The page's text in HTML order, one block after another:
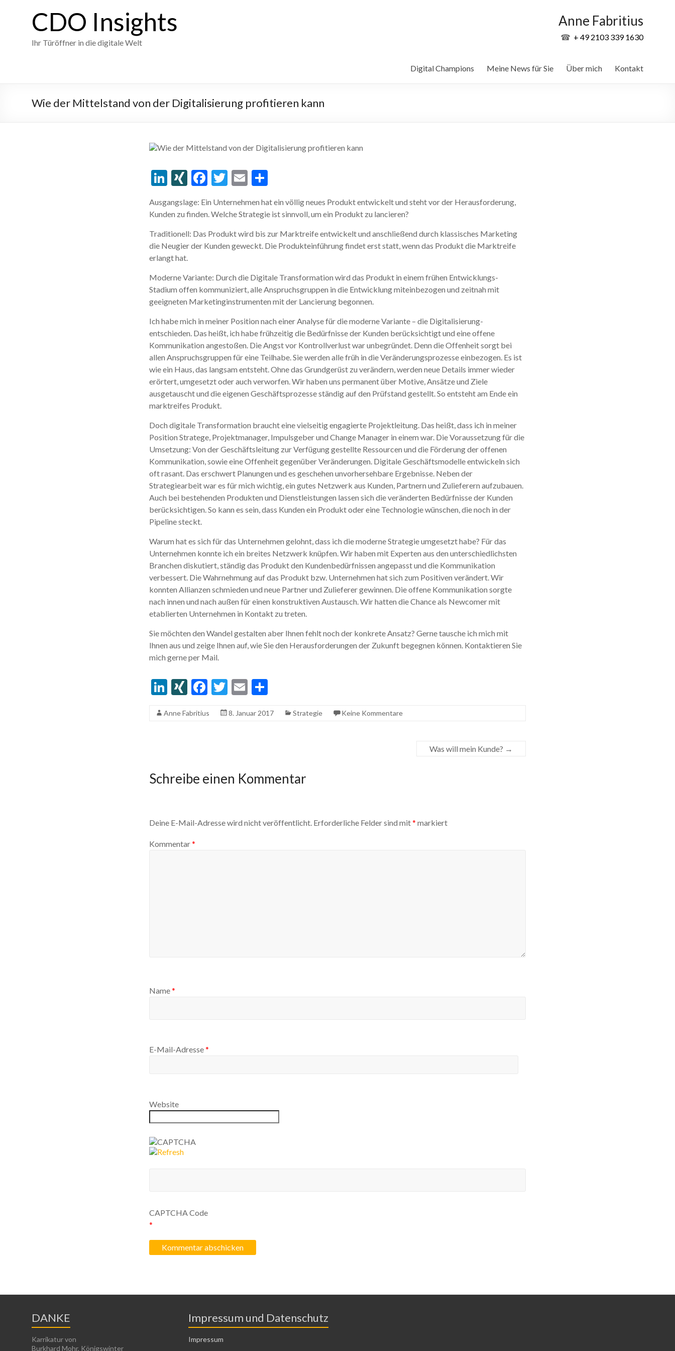
CDO Insights
Ihr Türöffner in die digitale Welt
Anne Fabritius
☎ + 49 2103 339 1630
Digital Champions Meine News für Sie Über mich Kontakt
Wie der Mittelstand von der Digitalisierung profitieren kann
Li
ke
dI
n
XI
G
F
e
b
o
k
T
itt
er
E
ai le
Ausgangslage: Ein Unternehmen hat ein völlig neues Produkt entwickelt und steht vor der Herausforderung,
Kunden zu finden. Welche Strategie ist sinnvoll, um ein Produkt zu lancieren?
Traditionell: Das Produkt wird bis zur Marktreife entwickelt und anschließend durch klassisches Marketing
die Neugier der Kunden geweckt. Die Produkteinführung findet erst statt, wenn das Produkt die Marktreife
erlangt hat.
Moderne Variante: Durch die Digitale Transformation wird das Produkt in einem frühen Entwicklungs-
Stadium offen kommuniziert, alle Anspruchsgruppen in die Entwicklung miteinbezogen und zeitnah mit
geeigneten Marketinginstrumenten mit der Lancierung begonnen.
Ich habe mich in meiner Position nach einer Analyse für die moderne Variante – die Digitalisierung-
entschieden. Das heißt, ich habe frühzeitig die Bedürfnisse der Kunden berücksichtigt und eine offene
Kommunikation angestoßen. Die Angst vor Kontrollverlust war unbegründet. Denn die Offenheit sorgt bei
allen Anspruchsgruppen für eine Teilhabe. Sie werden alle früh in die Veränderungsprozesse einbezogen. Es ist
wie ein Haus, das langsam entsteht. Ohne das Grundgerüst zu verändern, werden neue Details immer wieder
erörtert, umgesetzt oder auch verworfen. Wir haben uns permanent über Motive, Ansätze und Ziele
ausgetauscht und die eigenen Geschäftsprozesse ständig auf den Prüfstand gestellt. So entsteht am Ende ein
marktreifes Produkt.
Doch digitale Transformation braucht eine vielseitig engagierte Projektleitung. Das heißt, dass ich in meiner
Position Stratege, Projektmanager, Impulsgeber und Change Manager in einem war. Die Voraussetzung für die
Umsetzung: Von der Geschäftsleitung zur Verfügung gestellte Ressourcen und die Förderung der offenen
Kommunikation, sowie eine Offenheit gegenüber Veränderungen. Digitale Geschäftsmodelle entwickeln sich
oft rasant. Das erschwert Planungen und es geschehen unvorhersehbare Ergebnisse. Neben der
Strategiearbeit war es für mich wichtig, ein gutes Netzwerk aus Kunden, Partnern und Zulieferern aufzubauen.
Auch bei bestehenden Produkten und Dienstleistungen lassen sich die veränderten Bedürfnisse der Kunden
berücksichtigen. So kann es sein, dass Kunden ein Produkt oder eine Technologie wünschen, die noch in der
Pipeline steckt.
Warum hat es sich für das Unternehmen gelohnt, dass ich die moderne Strategie umgesetzt habe? Für das
Unternehmen konnte ich ein breites Netzwerk knüpfen. Wir haben mit Experten aus den unterschiedlichsten
Branchen diskutiert, ständig das Produkt den Kundenbedürfnissen angepasst und die Kommunikation
verbessert. Die Wahrnehmung auf das Produkt bzw. Unternehmen hat sich zum Positiven verändert. Wir
konnten Allianzen schmieden und neue Partner und Zulieferer gewinnen. Die offene Kommunikation sorgte
nach innen und nach außen für einen konstruktiven Austausch. Wir hatten die Chance als Newcomer mit
etablierten Unternehmen in Kontakt zu treten.
Sie möchten den Wandel gestalten aber Ihnen fehlt noch der konkrete Ansatz? Gerne tausche ich mich mit
Ihnen aus und zeige Ihnen auf, wie Sie den Herausforderungen der Zukunft begegnen können. Kontaktieren Sie
mich gerne per Mail.
Li
ke
XI
G
F
e
k
T
itt
E
ai le
Anne Fabritius 8. Januar 2017 Strategie Keine Kommentare
Was will mein Kunde? →
Schreibe einen Kommentar
Deine E-Mail-Adresse wird nicht veröffentlicht. Erforderliche Felder sind mit* markiert
Kommentar*
Name*
E-Mail-Adresse*
Website
CAPTCHA Code
*
DANKE
Karrikatur von
Burkhard Mohr, Königswinter
Impressum und Datenschutz
Impressum